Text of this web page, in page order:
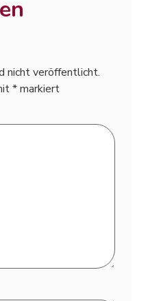
nicht veröffentlicht.
*markiert